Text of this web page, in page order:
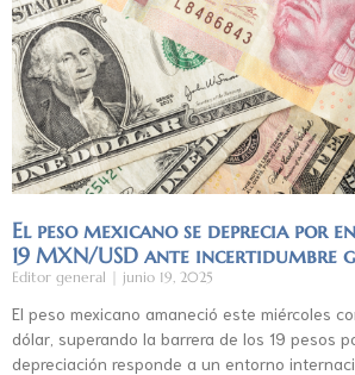
El peso mexicano se deprecia por
19 MXN/USD ante incertidumbre
Editor general junio 19, 2025
El peso mexicano amaneció este miércoles
dólar, superando la barrera de los 19 pesos
depreciación responde a un entorno